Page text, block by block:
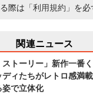
際は 「利用規約」 を
関連ニュース
ストーリー」新作一番
ディたちがレトロ感満
で立体化